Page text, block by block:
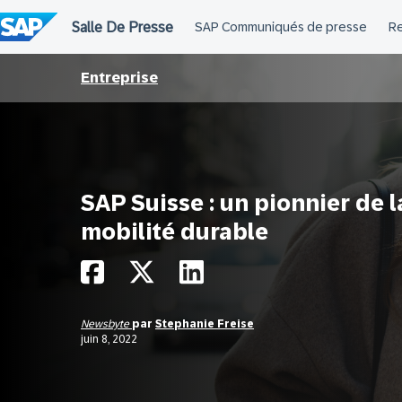
au
contenu
Entreprise
SAP Suisse : un pionnier de
mobilité durable
Newsbyte par Stephanie Freise
juin 8, 2022